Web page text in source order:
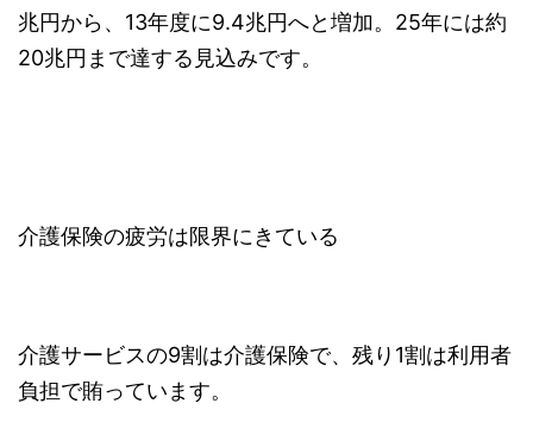
兆円から、13年度に9.4兆円へと増加。25年には約
20兆円まで達する見込みです。
介護保険の疲労は限界にきている
介護サービスの9割は介護保険で、残り1割は利用者
負担で賄っています。